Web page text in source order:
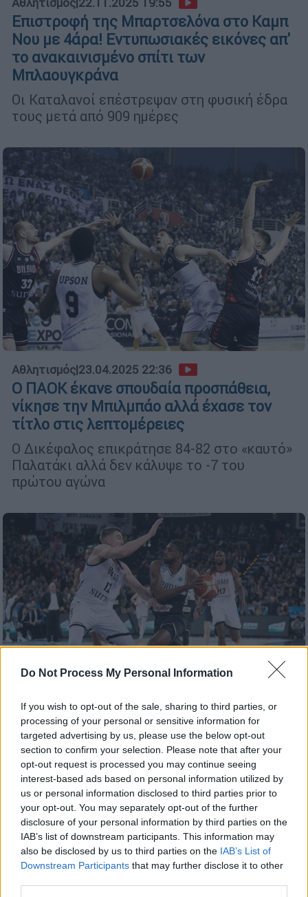
Do Not Process My Personal Information
If you wish to opt-out of the sale, sharing to third parties, or
processing of your personal or sensitive information for
targeted advertising by us, please use the below opt-out
section to confirm your selection. Please note that after your
opt-out request is processed you may continue seeing
interest-based ads based on personal information utilized by
us or personal information disclosed to third parties prior to
your opt-out. You may separately opt-out of the further
disclosure of your personal information by third parties on the
IAB’s list of downstream participants. This information may
also be disclosed by us to third parties on the IAB’s List of
Downstream Participants that may further disclose it to other
Επιστροφή της Μπαρτσελόνα στο Καμπ
Νου με 4άρα! Εντυπωσιακές εικόνες απ'
το ανακαινισμένο σπίτι των
Μπλαουγκράνα
Οι Καταλανοί επέστρεψαν στη φυσική έδρα
τους μετά από 909 ημέρες
Αθλητισμός|23.04.2025 22:36
Ο ΠΑΟΚ έκανε σπουδαία προσπάθεια,
νίκησε την Μπιλμπάο αλλά έχασε τον
τίτλο στις λεπτομέρειες
Ο Δικέφαλος επικράτησε 84-82 στο «καυτό»
Παλατάκι αλλά δεν κάλυψε το -7 του
πρώτου αγώνα
Αθλητισμός|16.04.2025 23:00
ΠΑΟΚ μπορείς! Ηττήθηκε απ' την
Μπιλμπάο ο Δικέφαλος που θα
κυνηγήσει την ανατροπή για την κούπα
στη Θεσσαλονίκη
Η Μπιλμπάο επικράτησε 72-65 του ΠΑΟΚ
στον πρώτο τελικό του FIBA Europe Cup